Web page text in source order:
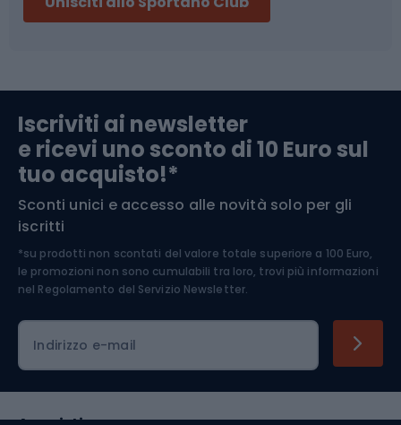
Abbigliamento da escursionismo
Componenti per biciclette
Arrampicata
Medicina dello sport
Abbigliamento ciclistico
Iscriviti ai newsletter
e ricevi uno sconto di 10 Euro sul
tuo acquisto!*
Sconti unici e accesso alle novità solo per gli
iscritti
*su prodotti non scontati del valore totale superiore a 100 Euro,
le promozioni non sono cumulabili tra loro, trovi più informazioni
nel Regolamento del Servizio Newsletter.
Indirizzo e-mail